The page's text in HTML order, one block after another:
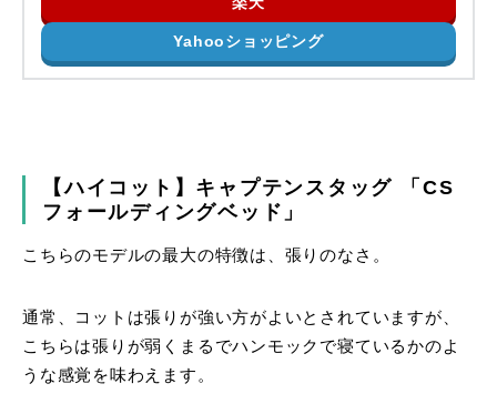
Yahooショッピング
【ハイコット】キャプテンスタッグ 「CS
フォールディングベッド」
こちらのモデルの最大の特徴は、張りのなさ。
通常、コットは張りが強い方がよいとされていますが、
こちらは張りが弱くまるでハンモックで寝ているかのよ
うな感覚を味わえます。